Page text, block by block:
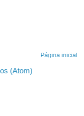
Página inicial
(Atom)